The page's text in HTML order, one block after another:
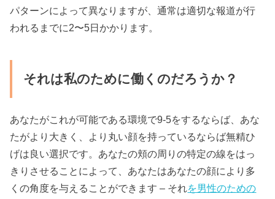
パターンによって異なりますが、通常は適切な報道が行
われるまでに2〜5日かかります。
それは私のために働くのだろうか？
あなたがこれが可能である環境で9-5をするならば、あな
たがより大きく、より丸い顔を持っているならば無精ひ
げは良い選択です。あなたの頬の周りの特定の線をはっ
きりさせることによって、あなたはあなたの顔により多
くの角度を与えることができます – それを男性のための